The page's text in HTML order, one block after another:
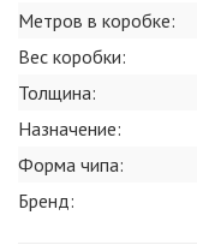
Метров в коробке:
Вес коробки:
Толщина:
Назначение:
Форма чипа:
Бренд: